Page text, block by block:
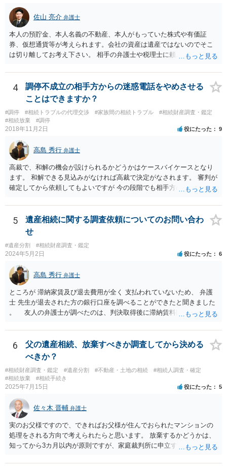
佐山 亮介 弁護士
本人の預貯金、本人名義の不動産、本人がもっていた株式や有価証
券、仮想通貨等が考えられます。会社の資産は遺産ではないのでそこ
は切り離してお考え下さい。 相手の弁護士や税理士に頼んでも守秘義
意に開示を求め、応じなければ「調査嘱託」という手続きを使って銀
行等に照会をかけることになるでしょう。 不動産は、相続登記が済ん
でいなければ市役所ないし区役所に、お子様と義父様のつながりがわ
かる戸籍一式を揃えてもちこみ、「名寄せ」という手続きをすると、
分かると思います。遺産分割協議書の偽造等により既に相続登記され
てしまっている場合は、住所などに当たりをつけて登記名義を調べて
すが、現代では、各々が自由に価格設定をしていますので、特に相場
はお示しできません。ただし、かつて日本弁護士連合会が設けていた
報酬基準を踏まえて価格設定している弁護士は一定数いると思います
ので、それが一応の目安となるでしょう。
4
調停不成立の相手方からの迷惑電話をやめさせる
ことはできますか？
#調停 #相続トラブルの代理交渉 #家族間の相続トラブル
#相続財産調査・鑑定
#相続放棄
#調停
2018年11月2日 役にたった 9
高島 秀行 弁護士
高裁で、和解の機会が設けられるかどうかはケースバイケースとなり
ます。 和解できる見込みがなければ高裁で決定がなされます。 審判が
確定してから依頼してもよいですが 今の段階でも相手方の連絡が迷惑
5
遺産相続に関する調査依頼についてのお問い合わ
せ
#遺産分割 #相続財産調査・鑑定
2024年5月2日 役にたった 6
高島 秀行 弁護士
ところが 滞納家賃及び退去費用が全く 支払われていないため、 弁護
士 先生が退去された方の銀行口座を調べることができたと聞きました
。 友人の弁護士が調べたのは、判決取得後に滞納賃料回収のため
預金の入出金履歴を調べたわけではありません。 残念ながら、事案
や目的も異なりますし、開示の内容も異なります。
6
父の遺産相続、放棄すべきか調査してから決める
べきか？
#相続財産調査・鑑定 #遺産分割 #不動産・土地の相続
#相続人調査・確定
#相続放棄
#相続手続き
2025年7月15日 役にたった 5
佐々木 晋輔 弁護士
実のお父様ですので、できればお父様が住んでおられたマンションの
処理をされる方向で考えられたらと思います。 放棄するかどうかは、
知ってから3カ月以内が原則ですが、家庭裁判所に申立すれば3カ月の
放棄するかどうか決めることができます。 銀行やサラ金が数年も放置